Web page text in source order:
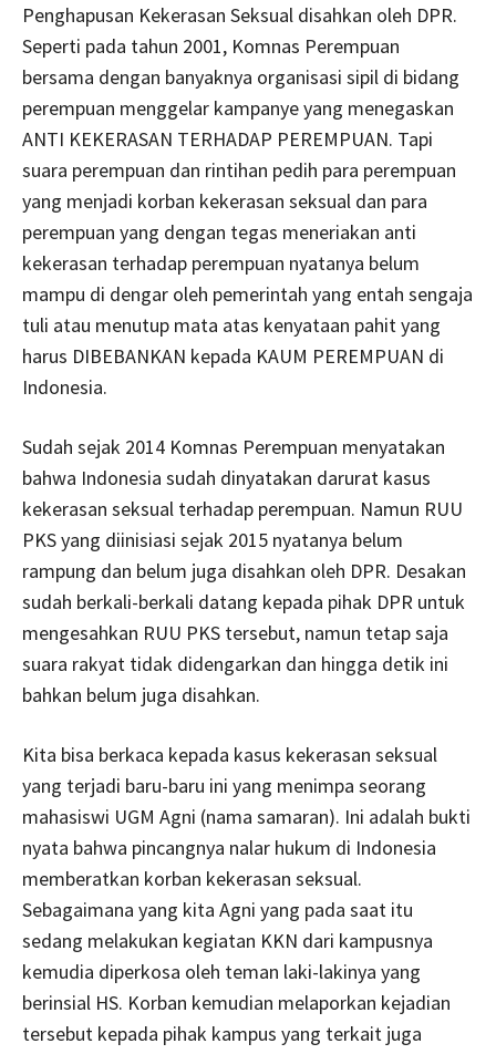
Penghapusan Kekerasan Seksual disahkan oleh DPR.
Seperti pada tahun 2001, Komnas Perempuan
bersama dengan banyaknya organisasi sipil di bidang
perempuan menggelar kampanye yang menegaskan
ANTI KEKERASAN TERHADAP PEREMPUAN. Tapi
suara perempuan dan rintihan pedih para perempuan
yang menjadi korban kekerasan seksual dan para
perempuan yang dengan tegas meneriakan anti
kekerasan terhadap perempuan nyatanya belum
mampu di dengar oleh pemerintah yang entah sengaja
tuli atau menutup mata atas kenyataan pahit yang
harus DIBEBANKAN kepada KAUM PEREMPUAN di
Indonesia.
Sudah sejak 2014 Komnas Perempuan menyatakan
bahwa Indonesia sudah dinyatakan darurat kasus
kekerasan seksual terhadap perempuan. Namun RUU
PKS yang diinisiasi sejak 2015 nyatanya belum
rampung dan belum juga disahkan oleh DPR. Desakan
sudah berkali-berkali datang kepada pihak DPR untuk
mengesahkan RUU PKS tersebut, namun tetap saja
suara rakyat tidak didengarkan dan hingga detik ini
bahkan belum juga disahkan.
Kita bisa berkaca kepada kasus kekerasan seksual
yang terjadi baru-baru ini yang menimpa seorang
mahasiswi UGM Agni (nama samaran). Ini adalah bukti
nyata bahwa pincangnya nalar hukum di Indonesia
memberatkan korban kekerasan seksual.
Sebagaimana yang kita Agni yang pada saat itu
sedang melakukan kegiatan KKN dari kampusnya
kemudia diperkosa oleh teman laki-lakinya yang
berinsial HS. Korban kemudian melaporkan kejadian
tersebut kepada pihak kampus yang terkait juga